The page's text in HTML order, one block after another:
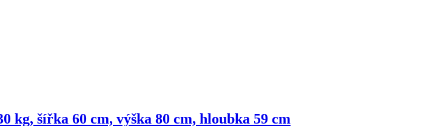
kg, šířka 60 cm, výška 80 cm, hloubka 59 cm